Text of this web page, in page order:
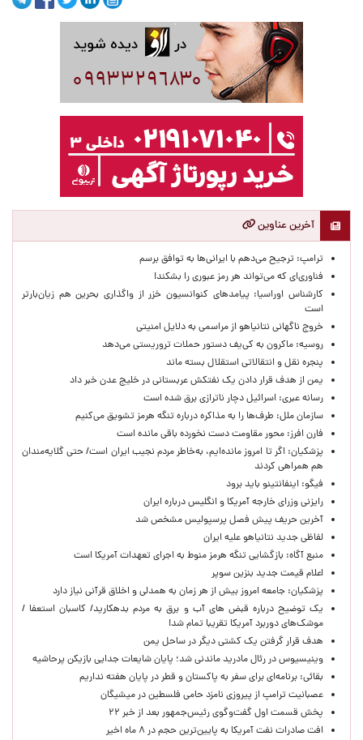
آخرین عناوین
ترامپ: ترجیح می‌دهم با ایرانی‌‌ها به توافق برسم
فناوری‌ای که می‌تواند هر رمز عبوری را بشکند!
کارشناس اوراسیا: پیامدهای کنوانسیون خزر از واگذاری بحرین هم زیان‌بارتر
است
خروج ناگهانی نتانیاهو از مراسمی به دلایل امنیتی
روسیه: ماکرون به کی‌یف دستور حملات تروریستی می‌دهد
پنجره‌ نقل و انتقالاتی استقلال بسته ماند
یمن از هدف قرار دادن یک نفتکش عربستانی در خلیج عدن خبر داد
رسانه عبری: اسرائیل دچار ناترازی برق شده است
سازمان ملل: طرف‌ها را به مذاکره درباره تنگه هرمز تشویق می‌کنیم
فارن افرز: محور مقاومت دست نخورده باقی مانده است
پزشکیان: اگر تا امروز مانده‌ایم، به‌خاطر مردم نجیب ایران است/ حتی گلایه‌مندان
هم همراهی کردند
فیگو: اینفانتینو باید برود
رایزنی وزرای خارجه آمریکا و انگلیس درباره ایران
آخرین حریف پیش فصل پرسپولیس مشخص شد
لفاظی جدید نتانیاهو علیه ایران
منبع آگاه: بازگشایی تنگه هرمز منوط به اجرای تعهدات آمریکا است
اعلام قیمت جدید بنزین سوپر
پزشکیان: جامعه امروز بیش از هر زمان به همدلی و اخلاق قرآنی نیاز دارد
یک توضیح درباره قبض های آب و برق به مردم بدهکارید/ کاسبان استعفا /
موشک‌های دوربرد آمریکا تقریبا تمام شد!
هدف قرار گرفتن یک کشتی دیگر در ساحل یمن
وینیسیوس در رئال مادرید ماندنی شد؛ پایان شایعات جدایی بازیکن پرحاشیه
بقائی: برنامه‌ای برای سفر به پاکستان و قطر در پایان هفته نداریم
عصبانیت ترامپ از پیروزی نامزد حامی فلسطین در میشیگان
پخش قسمت اول گفت‌وگوی رئیس‌جمهور بعد از خبر ۲۲
افت صادرات نفت آمریکا به پایین‌ترین حجم در ۸ ماه اخیر